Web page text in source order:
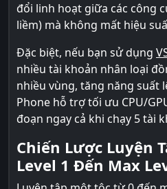
đổi linh hoạt giữa các công
liềm) mà không mất hiệu
Đặc biệt, nếu bạn sử dụng
nhiều tài khoản nhân loại
nhiều vùng, tăng năng suất
Phone hỗ trợ tối ưu CPU/
đoạn ngay cả khi chạy 5 tài
Chiến Lược Luyện
Level 1 Đến Max